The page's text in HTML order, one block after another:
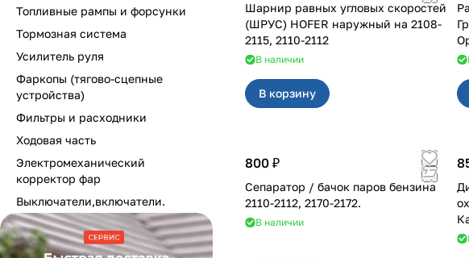
Шарнир равных угловых скоростей
(ШРУС) HOFER наружный на 2108-
2115, 2110-2112
В наличии
В корзину
800 ₽
Сепаратор / бачок паров бензина
2110-2112, 2170-2172.
В наличии
Топливные рампы и форсунки
Тормозная система
Усилитель руля
Фаркопы (тягово-сцепные
устройства)
Фильтры и расходники
Ходовая часть
Электромеханический
корректор фар
Выключатели,включатели.